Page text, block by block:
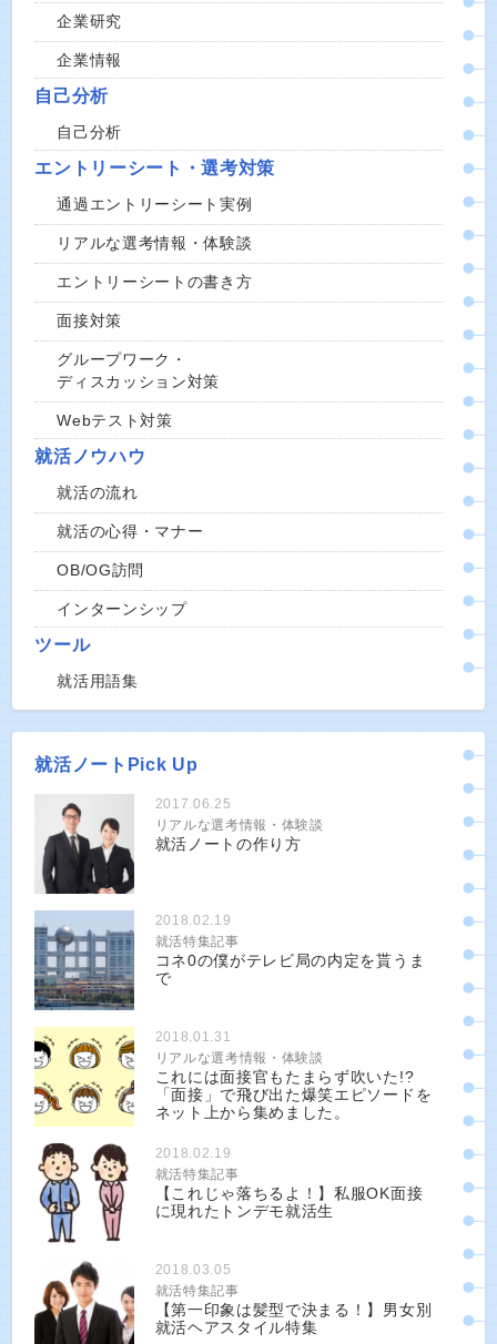
企業研究
企業情報
自己分析
自己分析
エントリーシート・選考対策
通過エントリーシート実例
リアルな選考情報・体験談
エントリーシートの書き方
面接対策
グループワーク・
ディスカッション対策
Webテスト対策
就活ノウハウ
就活の流れ
就活の心得・マナー
OB/OG訪問
インターンシップ
ツール
就活用語集
就活ノートPick Up
2017.06.25
リアルな選考情報・体験談
就活ノートの作り方
2018.02.19
就活特集記事
コネ0の僕がテレビ局の内定を貰うま
で
2018.01.31
リアルな選考情報・体験談
これには面接官もたまらず吹いた!?
「面接」で飛び出た爆笑エピソードを
ネット上から集めました。
2018.02.19
就活特集記事
【これじゃ落ちるよ！】私服OK面接
に現れたトンデモ就活生
2018.03.05
就活特集記事
【第一印象は髪型で決まる！】男女別
就活ヘアスタイル特集